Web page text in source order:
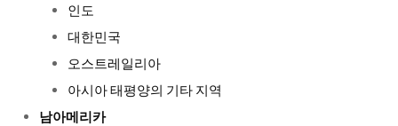
인도
대한민국
오스트레일리아
아시아 태평양의 기타 지역
남아메리카